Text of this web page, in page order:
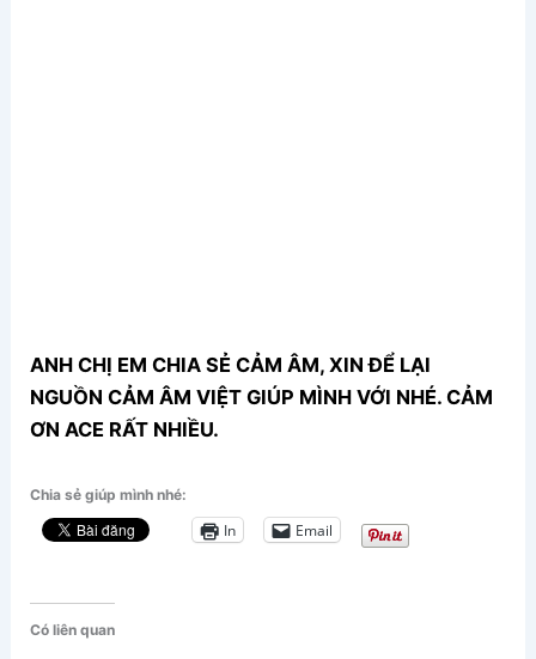
ANH CHỊ EM CHIA SẺ CẢM ÂM, XIN ĐỂ LẠI
NGUỒN CẢM ÂM VIỆT GIÚP MÌNH VỚI NHÉ. CẢM
ƠN ACE RẤT NHIỀU.
Chia sẻ giúp mình nhé:
In Email
Có liên quan